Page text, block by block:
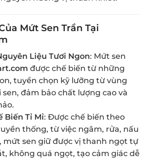
Mứt Sen Trần Tại
Liệu Tươi Ngon: Mứt sen
được chế biến từ những
tuyển chọn kỹ lưỡng từ vùng
đảm bảo chất lượng cao và
Biến Tỉ Mỉ: Được chế biến theo
thống, từ việc ngâm, rửa, nấu
mứt sen giữ được vị thanh ngọt tự
không quá ngọt, tạo cảm giác dễ